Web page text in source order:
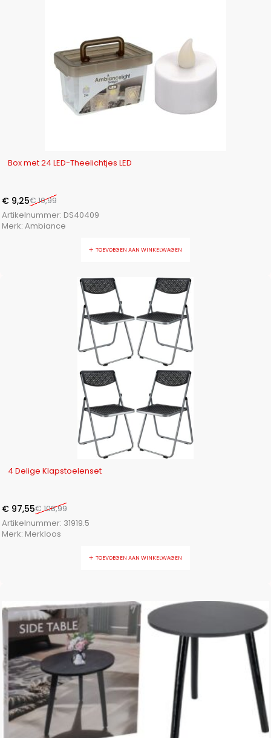
-16%
Box met 24 LED-Theelichtjes LED
€10,99
€ 9,25
Artikelnummer: DS40409
Merk: Ambiance
TOEVOEGEN AAN WINKELWAGEN
-10%
4 Delige Klapstoelenset
€108,99
€ 97,55
Artikelnummer: 31919.5
Merk: Merkloos
TOEVOEGEN AAN WINKELWAGEN